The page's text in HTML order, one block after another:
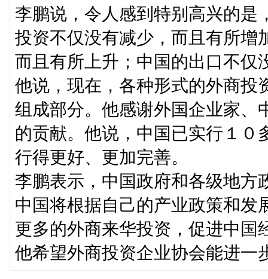
李鹏说，令人感到特别高兴的是
投资不仅没有减少，而且有所增
而且有所上升；中国的出口不仅
他说，现在，各种形式的外商投
组成部分。他感谢外国企业家、
的贡献。他说，中国已实行１０
行得更好、更加完善。
李鹏表示，中国政府和各级地方
中国将根据自己的产业政策和发
更多的外商来华投资，促进中国
他希望外商投资企业协会能进一